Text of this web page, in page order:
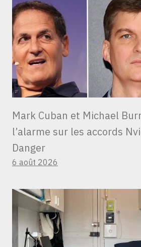
Mark Cuban et Michael
l’alarme sur les accords
Danger
6 août 2026